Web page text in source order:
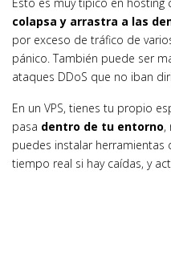
colapsa y arrastra a las
por exceso de tráfico de
pánico. También puede ser
ataques DDoS que no iban
En un VPS, tienes tu propio
pasa dentro de tu entorno,
puedes instalar
tiempo real si hay caídas, y